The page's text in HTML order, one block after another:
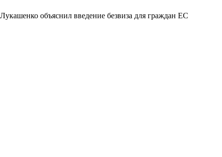
Лукашенко объяснил введение безвиза для граждан ЕС